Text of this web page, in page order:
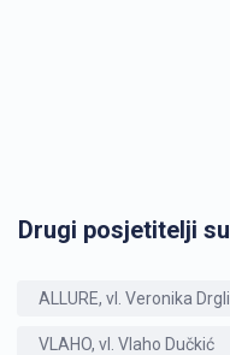
Drugi posjetitelji
ALLURE, vl. Veronika
VLAHO, vl. Vlaho Dučkić